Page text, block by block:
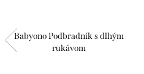
Babyono Podbradník s dlhým
rukávom